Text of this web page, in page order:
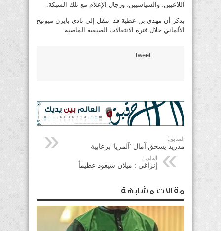
اللاعبين، والسياسيين، ورجال الإعلام مع تلك الشبكة.
يذكر أن مهدي بن عطية قد انتقل إلى نادي بايرن ميونيخ
الألماني خلال فترة الانتقالات الصيفية الماضية.
tweet
السابق:
مدريد يسحق آمال ‘آلمريا’ برعابية
التالي:
إنزاغي : ميلان سيعود عظيماً
مقالات مشابهة